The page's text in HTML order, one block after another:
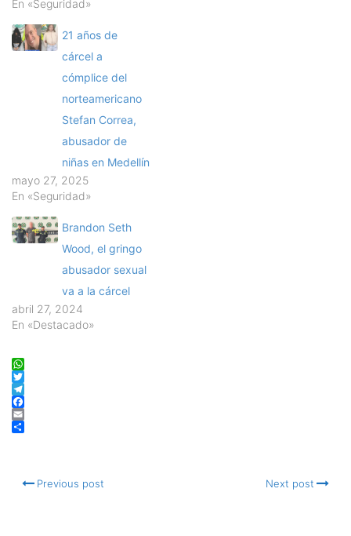
En «Seguridad»
21 años de
cárcel a
cómplice del
norteamericano
Stefan Correa,
abusador de
niñas en Medellín
mayo 27, 2025
En «Seguridad»
Brandon Seth
Wood, el gringo
abusador sexual
va a la cárcel
abril 27, 2024
En «Destacado»
WhatsApp
Twitter
Telegram
Facebook
Email
Previous post Next post